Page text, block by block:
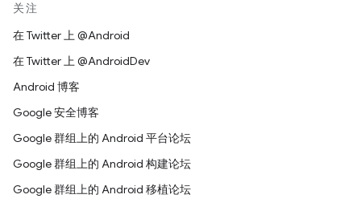
关注
在 Twitter 上 @Android
在 Twitter 上 @AndroidDev
Android 博客
Google 安全博客
Google 群组上的 Android 平台论坛
Google 群组上的 Android 构建论坛
Google 群组上的 Android 移植论坛